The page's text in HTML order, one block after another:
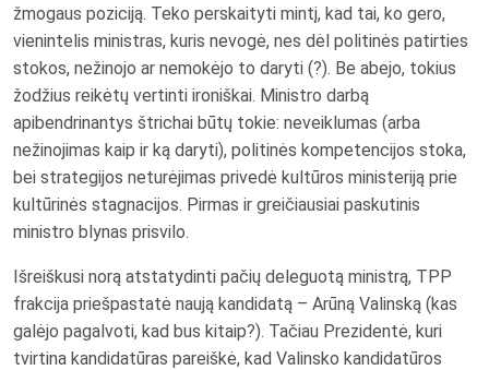
žmogaus poziciją. Teko perskaityti mintį, kad tai, ko gero,
vienintelis ministras, kuris nevogė, nes dėl politinės patirties
stokos, nežinojo ar nemokėjo to daryti (?). Be abejo, tokius
žodžius reikėtų vertinti ironiškai. Ministro darbą
apibendrinantys štrichai būtų tokie: neveiklumas (arba
nežinojimas kaip ir ką daryti), politinės kompetencijos stoka,
bei strategijos neturėjimas privedė kultūros ministeriją prie
kultūrinės stagnacijos. Pirmas ir greičiausiai paskutinis
ministro blynas prisvilo.
Išreiškusi norą atstatydinti pačių deleguotą ministrą, TPP
frakcija priešpastatė naują kandidatą – Arūną Valinską (kas
galėjo pagalvoti, kad bus kitaip?). Tačiau Prezidentė, kuri
tvirtina kandidatūras pareiškė, kad Valinsko kandidatūros